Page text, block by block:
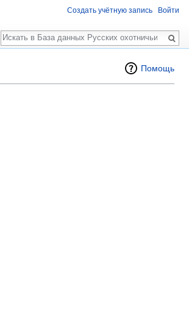
Помощь
Создать учётную запись Войти
Поиск